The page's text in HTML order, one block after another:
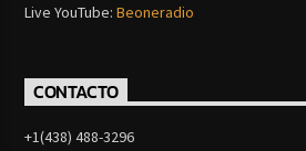
Live YouTube:Beoneradio
CONTACTO
+1(438) 488-3296